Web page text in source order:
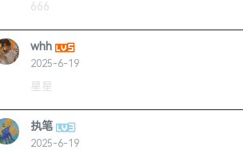
666
whh
2025-6-19
星星
执笔
2025-6-19